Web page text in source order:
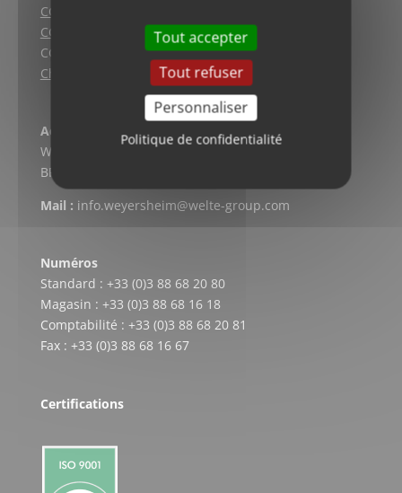
Tout accepter
Tout refuser
Personnaliser
Politique de confidentialité
CGV (Strasbourg)
CGV (Lyon)
CGV vente en ligne
Charte qualité
Adresse postale
WELTE CARDAN-SERVICE
BP 304 – F-67728 HOERDT CEDEX
Mail : info.weyersheim@welte-group.com
Numéros
Standard : +33 (0)3 88 68 20 80
Magasin : +33 (0)3 88 68 16 18
Comptabilité : +33 (0)3 88 68 20 81
Fax : +33 (0)3 88 68 16 67
Certifications